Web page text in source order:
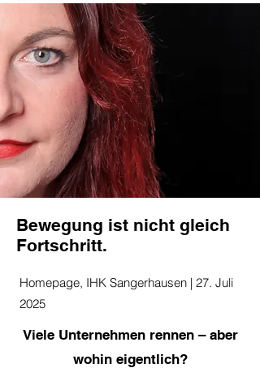
Bewegung ist nicht gleich
Fortschritt.
Homepage, IHK Sangerhausen | 27. Juli
2025
Viele Unternehmen rennen – aber
wohin eigentlich?